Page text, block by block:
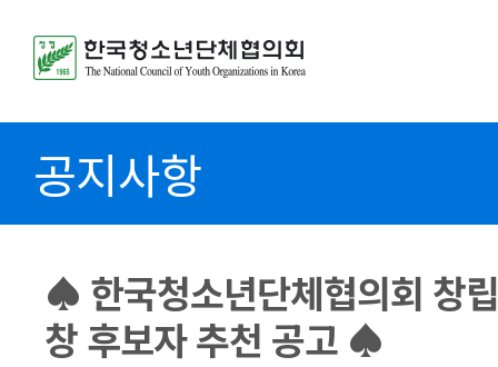
공지사항
♠ 한국청소년단체협의회 창
창 후보자 추천 공고 ♠